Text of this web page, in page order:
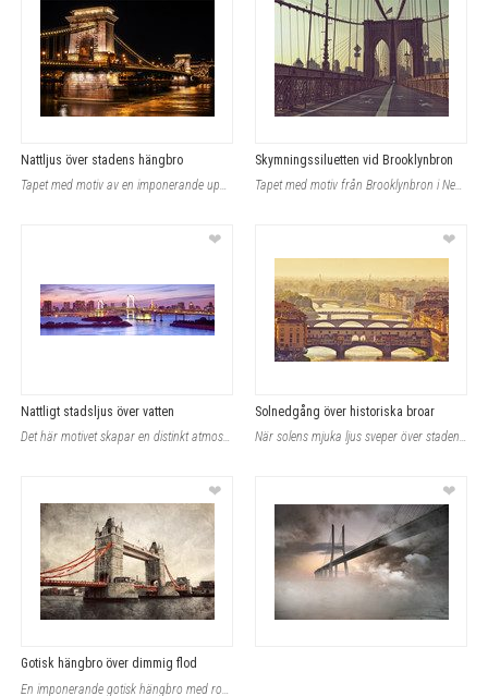
Nattljus över stadens hängbro
Tapet med motiv av en imponerande upplyst hängbro över en flod, där stadens natt
Skymningssiluetten vid Brooklynbron
Tapet med motiv från Brooklynbron i New York, där kvällens milda skymningsljus s
❤
Nattligt stadsljus över vatten
Det här motivet skapar en distinkt atmosfär i rummet genom stadens silhuett med
❤
Solnedgång över historiska broar
När solens mjuka ljus sveper över stadens silhuett, framträder en scen av lugn o
❤
Gotisk hängbro över dimmig flod
❤